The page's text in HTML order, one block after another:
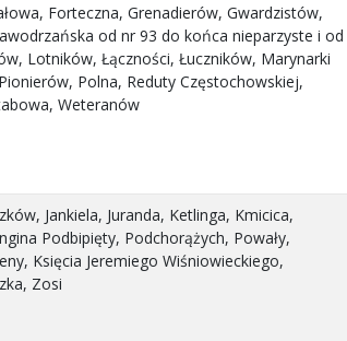
Forteczna, Grenadierów, Gwardzistów,
od nr 93 do końca nieparzyste i od
Lotników, Łączności, Łuczników, Marynarki
Polna, Reduty Częstochowskiej,
Weteranów
Jankiela, Juranda, Ketlinga, Kmicica,
Podbipięty, Podchorążych, Powały,
Księcia Jeremiego Wiśniowieckiego,
Zosi